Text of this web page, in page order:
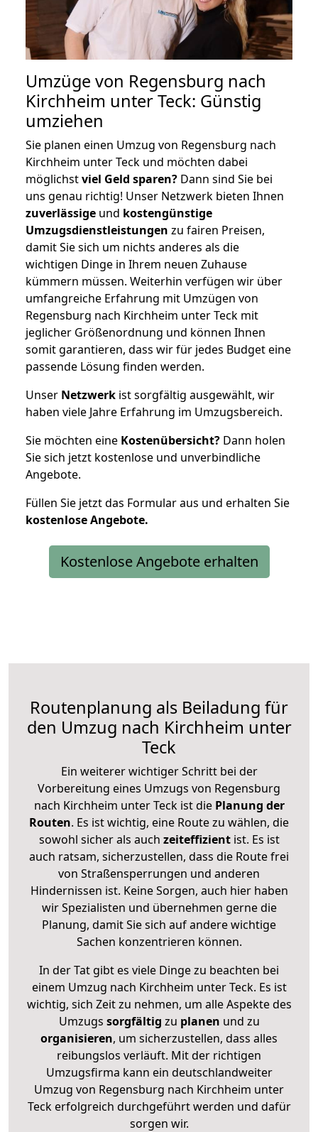
Umzüge von Regensburg nach
Kirchheim unter Teck: Günstig
umziehen
Sie planen einen Umzug von Regensburg nach
Kirchheim unter Teck und möchten dabei
möglichstviel Geld sparen? Dann sind Sie bei
uns genau richtig! Unser Netzwerk bieten Ihnen
zuverlässige und kostengünstige
Umzugsdienstleistungen zu fairen Preisen,
damit Sie sich um nichts anderes als die
wichtigen Dinge in Ihrem neuen Zuhause
kümmern müssen. Weiterhin verfügen wir über
umfangreiche Erfahrung mit Umzügen von
Regensburg nach Kirchheim unter Teck mit
jeglicher Größenordnung und können Ihnen
somit garantieren, dass wir für jedes Budget eine
passende Lösung finden werden.
Unser Netzwerk ist sorgfältig ausgewählt, wir
haben viele Jahre Erfahrung im Umzugsbereich.
Sie möchten eine Kostenübersicht? Dann holen
Sie sich jetzt kostenlose und unverbindliche
Angebote.
Füllen Sie jetzt das Formular aus und erhalten Sie
kostenloseAngebote.
Kostenlose Angebote erhalten
Routenplanung als Beiladung für
den Umzug nach Kirchheim unter
Teck
Ein weiterer wichtiger Schritt bei der
Vorbereitung eines Umzugs von Regensburg
nach Kirchheim unter Teck ist diePlanung der
Routen. Es ist wichtig, eine Route zu wählen, die
sowohl sicher als auch zeiteffizientist. Es ist
auch ratsam, sicherzustellen, dass die Route frei
von Straßensperrungen und anderen
Hindernissen ist. Keine Sorgen, auch hier haben
wir Spezialisten und übernehmen gerne die
Planung, damit Sie sich auf andere wichtige
Sachen konzentrieren können.
In der Tat gibt es viele Dinge zu beachten bei
einem Umzug nach Kirchheim unter Teck. Es ist
wichtig, sich Zeit zu nehmen, um alle Aspekte des
Umzugs sorgfältig zu planen und zu
organisieren, um sicherzustellen, dass alles
reibungslos verläuft. Mit der richtigen
Umzugsfirma kann ein deutschlandweiter
Umzug von Regensburg nach Kirchheim unter
Teck erfolgreich durchgeführt werden und dafür
sorgen wir.